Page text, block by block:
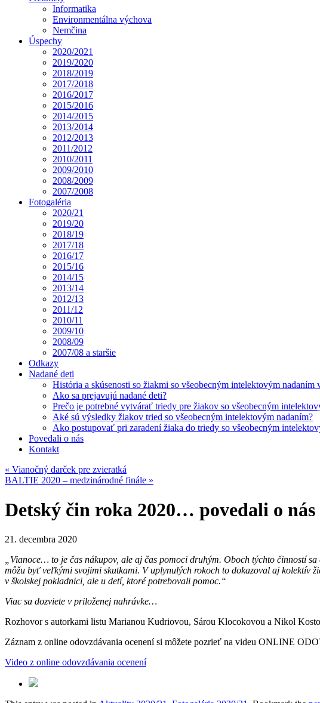
Informatika
Environmentálna výchova
Nemčina
Úspechy
2020/2021
2019/2020
2018/2019
2017/2018
2016/2017
2015/2016
2014/2015
2013/2014
2012/2013
2011/2012
2010/2011
2009/2010
2008/2009
2007/2008
Fotogaléria
2020/21
2019/20
2018/19
2017/18
2016/17
2015/16
2014/15
2013/14
2012/13
2011/12
2010/11
2009/10
2008/09
2007/08 a staršie
Odkazy
Nadané deti
História a skúsenosti so žiakmi so všeobecným intelektovým nadaním
Ako sa prejavujú nadané deti?
Prečo je potrebné vytvárať triedy pre žiakov so všeobecným
Aké sú výsledky žiakov tried so všeobecným intelektovým nadaním?
Ako postupovať pri zaradení žiaka do triedy so všeobecným
Povedali o nás
Kontakt
« Vianočný darček pre zvieratká
BALTIE 2020 – medzinárodné finále »
Detský čin roka 2020… povedali o nás
21. decembra 2020
„Vianoce… to je čas nákupov, ale aj čas pomoci druhým. Oboch týchto činností
môžu byť veľkými svojimi skutkami. V uplynulých rokoch to dokazoval aj kolektív
v školskej pokladnici, ale u detí, ktoré potrebovali pomoc.“
Viac sa dozviete v priloženej nahrávke…
Rozhovor s autorkami listu Marianou Kudriovou, Sárou Klocokovou a Nikol
Záznam z online odovzdávania ocenení si môžete pozrieť na videu ONLINE
Video z online odovzdávania ocenení